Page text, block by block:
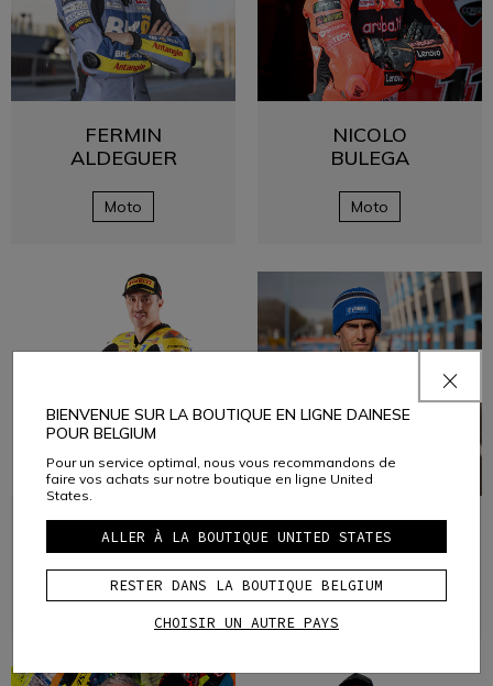
FERMIN
ALDEGUER
Moto
NICOLO
BULEGA
Moto
ANDREA
IANNONE
Moto
STEFANO
MANZI
Moto
BIENVENUE SUR LA BOUTIQUE EN LIGNE DAINESE
POUR BELGIUM
Pour un service optimal, nous vous recommandons de
faire vos achats sur notre boutique en ligne United
States.
ALLER À LA BOUTIQUE UNITED STATES
RESTER DANS LA BOUTIQUE BELGIUM
CHOISIR UN AUTRE PAYS